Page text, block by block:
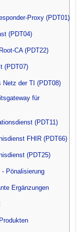
Proxy (PDT01)
(PDT04)
CA (PDT22)
(PDT07)
Netz der TI (PDT08)
für
(PDT11)
FHIR (PDT66)
(PDT25)
Pönalisierung
Ergänzungen